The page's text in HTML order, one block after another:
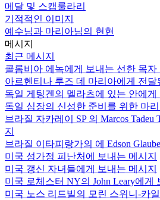
메달 및 스캡룰라리
기적적인 이미지
예수님과 마리아님의 현현
메시지
최근 메시지
콜롬비아 에녹에게 보내는 선한 목자
아르헨티나 루즈 데 마리아에게 전달
독일 게팅겐의 멜라츠에 있는 안에게
독일 심장의 신성한 준비를 위한 마
브라질 자카레이 SP 의 Marcos Tadeu
지
브라질 이타피랑가의 에 Edson
미국 성가정 피난처에 보내는 메시지
미국 갱신 자녀들에게 보내는 메시지
미국 로체스터 NY의 John Leary에게
미국 노스 리드빌의 모린 스위니-카